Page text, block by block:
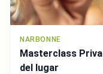
NARBONNE
Masterclass
del lugar